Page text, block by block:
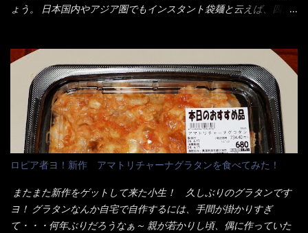
ドカ盛のキャベツと御飯にカレーがかかっています。 カレーは辛
ンとした厚さのあるトンカツです。 それも揚げたての熱々です。
これを難なく完食出来なければ、漢では無い！と云っても過言で
はないだろう。 この他も、兎に角ボリューム満点で＜薄カツ＞と
呼ばれるメニューは、トンカツが2枚重ねて出てくるだ！ 1枚が薄
いから、2枚乗せにしたらしいけど・・・
ょう。 日本国内やアジア圏でもインスタント袋麺と云えば、四角
イ棒状ラーメンを、OKストアで見かけ思わず手に取って買い物篭
へ 坦々まぜそばと＜数量限定＞宮崎辛麺風ラーメン オーッといき
なり私の胃袋をグサッと・・・・ 棒状インスタントラーメンの
デビューが決まりました。 か・ら・め・ん・辛麺！ 宮崎辛麺は
チャルメラや日清からも出されている、辛口のラーメンじゃ
ん！！ 酸っぱくしたら、酸辣湯麺？なんてね。 よし今日のサラ
メシは、宮崎辛麺にしよう！ それではまず袋を開けると・・・ な
んだか紙に巻かれた棒状の麺が二束、調味油と粉末スープ！ やは
り見慣れない姿・・・何だかチョッと高級感的な・・・だって透
明なトレイに並んだ棒状麺なんて見慣れないからねぇ～（コスト
がかかる） 袋の裏側を見ると、韮とか卵の用意を勧めている。
ロピア者ヨ！新作 アマトリチャーナグラタンを食べてみた！
またまた新作をゲットして来た小生！ 久しぶりのグラタンです
ヨ！ グラタンなんか自宅で自作するには、手間が掛かりすぎ
て・・・何年ぶりだろうなぁ～ 親が若かりし頃、偶に作っていた